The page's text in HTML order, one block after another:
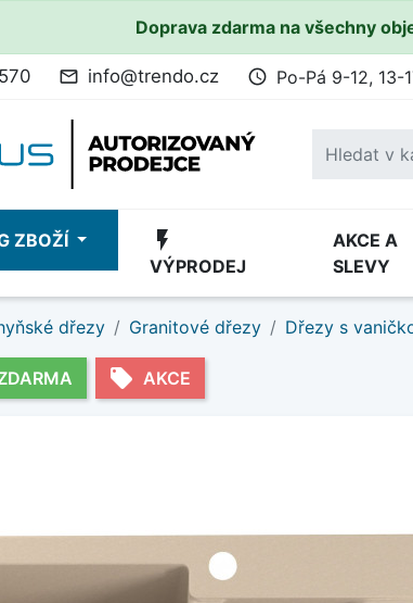
Doprava zdarma na všechny
mail_outline info@trendo.cz access_time Po-Pá 9-12, 13-
ZBOŽÍ flash_on
VÝPRODEJ
AKCE A
SLEVY
dřezy Granitové dřezy Dřezy s
local_offer AKCE